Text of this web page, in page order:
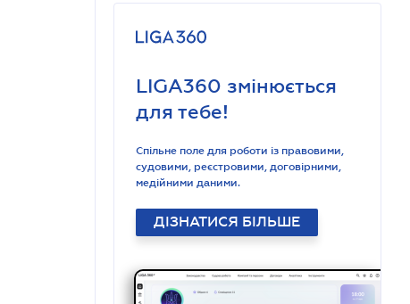
LIGA360 змінюється
для тебе!
Спільне поле для роботи із правовими,
судовими, реєстровими, договірними,
медійними даними.
ДІЗНАТИСЯ БІЛЬШЕ